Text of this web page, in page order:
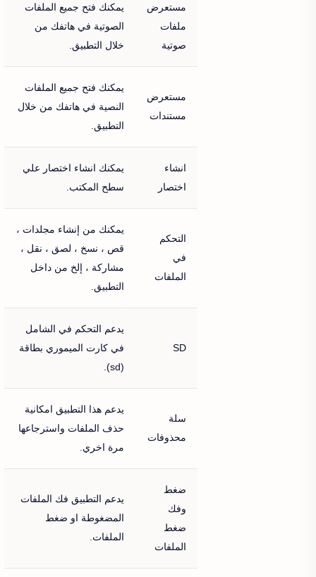
مستعرض
ملفات
صوتية
يمكنك فتح جميع الملفات
الصوتية في هاتفك من
خلال التطبيق.
مستعرض
مستندات
يمكنك فتح جميع الملفات
النصية في هاتفك من خلال
التطبيق.
انشاء
اختصار
يمكنك انشاء اختصار علي
سطح المكتب.
التحكم
في
الملفات
يمكنك من إنشاء مجلدات ،
قص ، نسخ ، لصق ، نقل ،
مشاركة ، إلخ من داخل
التطبيق.
SD
يدعم التحكم في الشامل
في كارت الميموري بطاقة
(sd).
سلة
محذوفات
يدعم هذا التطبيق امكانية
حذف الملفات واسترجاعها
مرة اخري.
ضغط
وفك
ضغط
الملفات
يدعم التطبيق فك الملفات
المضغوطة او ضغط
الملفات.